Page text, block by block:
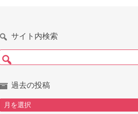
サイト内検索
索:
過去の投稿
去の投稿